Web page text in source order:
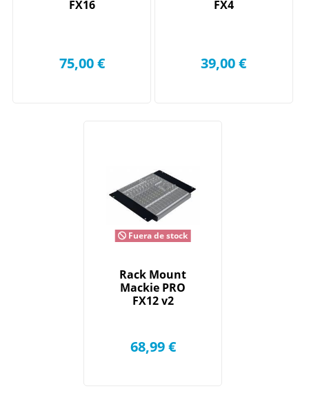
FX16
75,00 €
FX4
39,00 €
Fuera de stock
Rack Mount
Mackie PRO
FX12 v2
68,99 €